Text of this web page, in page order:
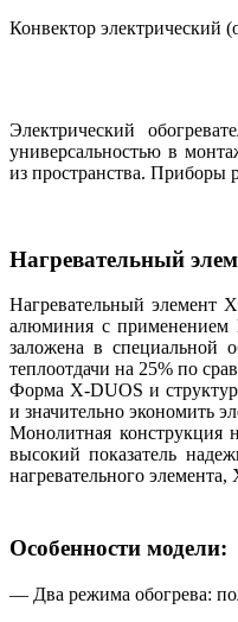
Конвектор электрический
Электрический
универсальностью в
из пространства. Приборы
Нагревательный
Нагревательный элемент
алюминия с применением
заложена в специальной
теплоотдачи на 25% по
Форма X-DUOS и
и значительно экономить
Монолитная конструкция
высокий показатель
нагревательного элемента,
Особенности модели:
— Два режима обогрева: